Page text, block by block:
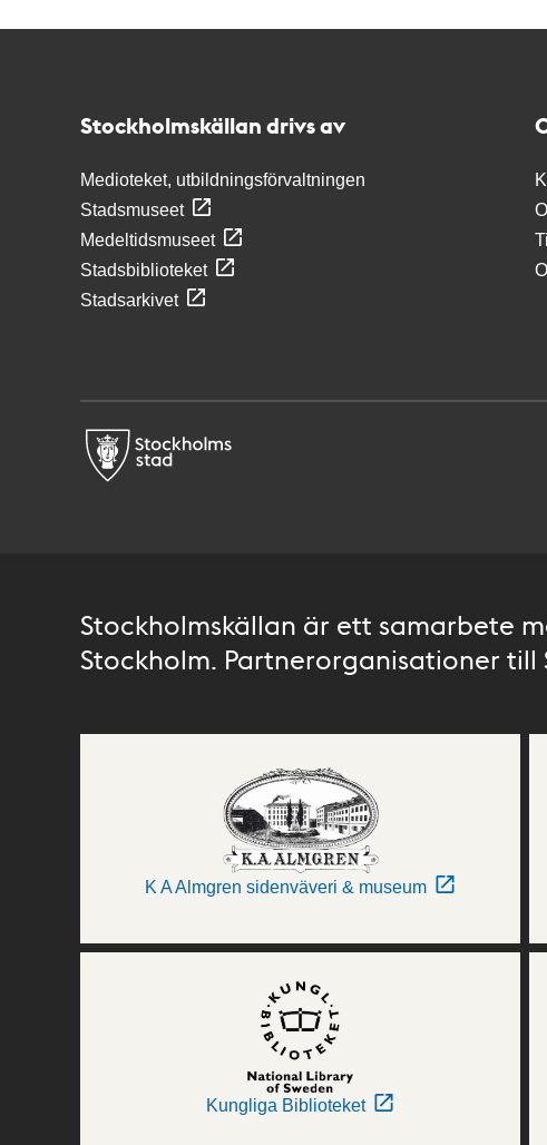
Stockholmskällan drivs av
Medioteket, utbildningsförvaltningen
Stadsmuseet
Medeltidsmuseet
Stadsbiblioteket
Stadsarkivet
Stockholmskällan är ett samarbete
Stockholm. Partnerorganisationer till
K A Almgren sidenväveri & museum
Kungliga Biblioteket